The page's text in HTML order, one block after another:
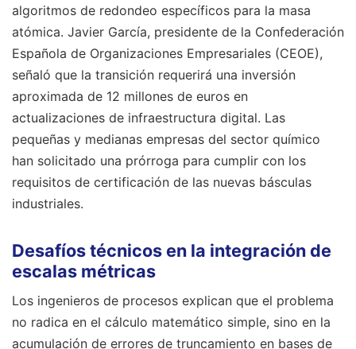
algoritmos de redondeo específicos para la masa
atómica. Javier García, presidente de la Confederación
Española de Organizaciones Empresariales (CEOE),
señaló que la transición requerirá una inversión
aproximada de 12 millones de euros en
actualizaciones de infraestructura digital. Las
pequeñas y medianas empresas del sector químico
han solicitado una prórroga para cumplir con los
requisitos de certificación de las nuevas básculas
industriales.
Desafíos técnicos en la integración de
escalas métricas
Los ingenieros de procesos explican que el problema
no radica en el cálculo matemático simple, sino en la
acumulación de errores de truncamiento en bases de